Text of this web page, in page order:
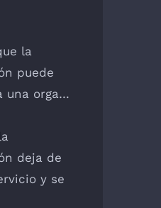
la
puede
una orga…
deja de
y se